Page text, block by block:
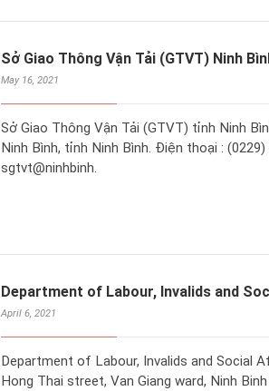
Sở Giao Thông Vận Tải (GTVT) Ninh
May 16, 2021
Sở Giao Thông Vận Tải (GTVT) tỉnh Ninh
Ninh Bình, tỉnh Ninh Bình. Điện thoại :
sgtvt@ninhbinh.
Department of Labour, Invalids and
April 6, 2021
Department of Labour, Invalids and Social
Hong Thai street, Van Giang ward, Ninh